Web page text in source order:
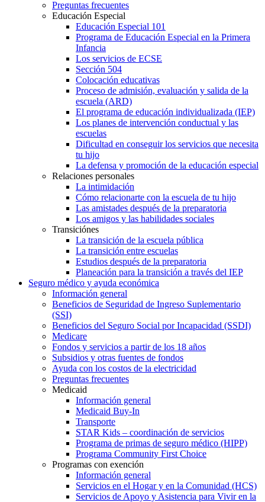
Preguntas frecuentes
Educación Especial
Educación Especial 101
Programa de Educación Especial en la Primera
Infancia
Los servicios de ECSE
Sección 504
Colocación educativas
Proceso de admisión, evaluación y salida de la
escuela (ARD)
El programa de educación individualizada (IEP)
Los planes de intervención conductual y las
escuelas
Dificultad en conseguir los servicios que necesita
tu hijo
La defensa y promoción de la educación especial
Relaciones personales
La intimidación
Cómo relacionarte con la escuela de tu hijo
Las amistades después de la preparatoria
Los amigos y las habilidades sociales
Transiciónes
La transición de la escuela pública
La transición entre escuelas
Estudios después de la preparatoria
Planeación para la transición a través del IEP
Seguro médico y ayuda económica
Información general
Beneficios de Seguridad de Ingreso Suplementario
(SSI)
Beneficios del Seguro Social por Incapacidad (SSDI)
Medicare
Fondos y servicios a partir de los 18 años
Subsidios y otras fuentes de fondos
Ayuda con los costos de la electricidad
Preguntas frecuentes
Medicaid
Información general
Medicaid Buy-In
Transporte
STAR Kids – coordinación de servicios
Programa de primas de seguro médico (HIPP)
Programa Community First Choice
Programas con exención
Información general
Servicios en el Hogar y en la Comunidad (HCS)
Servicios de Apoyo y Asistencia para Vivir en la